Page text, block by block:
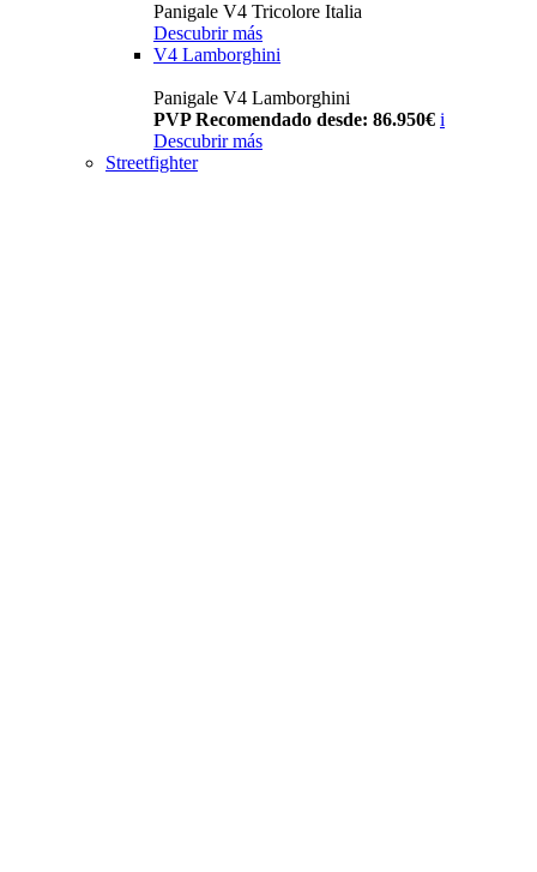
Panigale V4 Tricolore Italia
Descubrir más
V4 Lamborghini
Panigale V4 Lamborghini
PVP Recomendado desde: 86.950€ i
Descubrir más
Streetfighter